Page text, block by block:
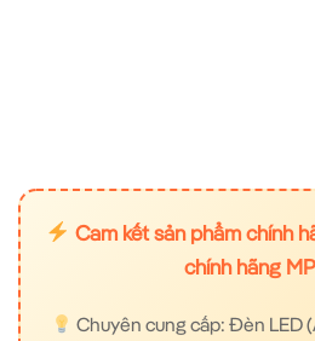
Cam kết sản phẩm chính
chính hãng
Chuyên cung cấp: Đèn LED